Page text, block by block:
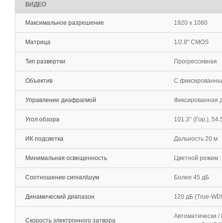
ВИДЕО
Максимальное разрешение 1920 x 1080
Матрица 1/2.8" CMOS
Тип развертки Прогрессивная
Объектив С
Управление диафрагмой Фиксированная
Угол обзора 101.3° (Гор.),
ИК подсветка Дальность 20 м
Минимальная освещенность Цветной режим
Соотношение сигнал/шум Более 45 дБ
Динамический диапазон 120 дБ (True-
Скорость электронного затвора
Автоматически